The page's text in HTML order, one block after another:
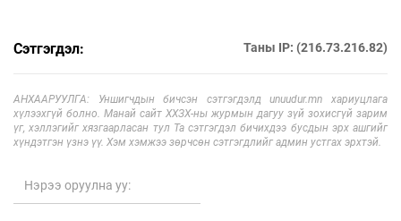
Сэтгэгдэл: Таны IP: (216.73.216.82)
АНХААРУУЛГА: Уншигчдын бичсэн сэтгэгдэлд unuudur.mn хариуцлага
хүлээхгүй болно. Манай сайт ХХЗХ-ны журмын дагуу зүй зохисгүй зарим
үг, хэллэгийг хязгаарласан тул Та сэтгэгдэл бичихдээ бусдын эрх ашгийг
хүндэтгэн үзнэ үү. Хэм хэмжээ зөрчсөн сэтгэгдлийг админ устгах эрхтэй.